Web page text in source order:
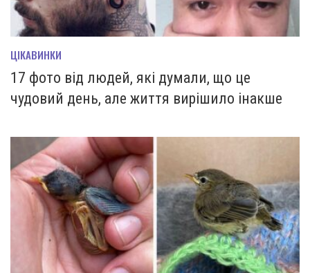
ЦІКАВИНКИ
17 фото від людей, які думали, що це
чудовий день, але життя вирішило інакше